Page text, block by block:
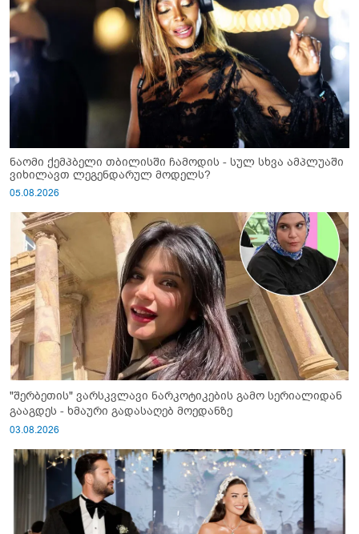
ნაომი ქემპბელი თბილისში ჩამოდის - სულ სხვა ამპლუაში
ვიხილავთ ლეგენდარულ მოდელს?
05.08.2026
"შერბეთის" ვარსკვლავი ნარკოტიკების გამო სერიალიდან
გააგდეს - ხმაური გადასაღებ მოედანზე
03.08.2026